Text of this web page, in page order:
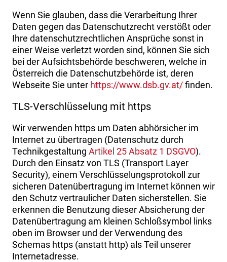
Wenn Sie glauben, dass die Verarbeitung Ihrer
Daten gegen das Datenschutzrecht verstößt oder
Ihre datenschutzrechtlichen Ansprüche sonst in
einer Weise verletzt worden sind, können Sie sich
bei der Aufsichtsbehörde beschweren, welche in
Österreich die Datenschutzbehörde ist, deren
Webseite Sie unter https://www.dsb.gv.at/finden.
TLS-Verschlüsselung mit https
Wir verwenden https um Daten abhörsicher im
Internet zu übertragen (Datenschutz durch
Technikgestaltung Artikel 25 Absatz 1 DSGVO).
Durch den Einsatz von TLS (Transport Layer
Security), einem Verschlüsselungsprotokoll zur
sicheren Datenübertragung im Internet können wir
den Schutz vertraulicher Daten sicherstellen. Sie
erkennen die Benutzung dieser Absicherung der
Datenübertragung am kleinen Schloßsymbol links
oben im Browser und der Verwendung des
Schemas https (anstatt http) als Teil unserer
Internetadresse.